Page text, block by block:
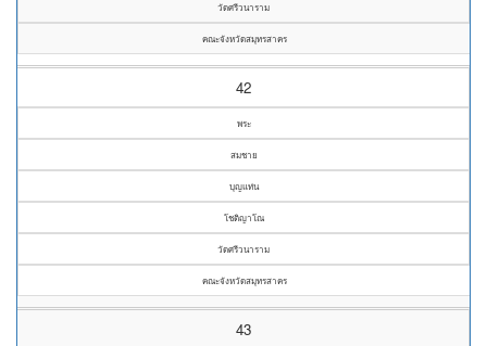
วัดศรีวนาราม
คณะจังหวัดสมุทรสาคร
42
พระ
สมชาย
บุญแท่น
โชติญาโณ
วัดศรีวนาราม
คณะจังหวัดสมุทรสาคร
43